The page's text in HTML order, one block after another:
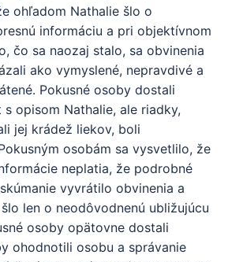
ohľadom Nathalie šlo o
informáciu a pri objektívnom
čo sa naozaj stalo, sa obvinenia
ako vymyslené, nepravdivé a
Pokusné osoby dostali
opisom Nathalie, ale riadky,
jej krádež liekov, boli
osobám sa vysvetlilo, že
neplatia, že podrobné
vyvrátilo obvinenia a
len o neodôvodnenú ubližujúcu
osoby opätovne dostali
ohodnotili osobu a správanie